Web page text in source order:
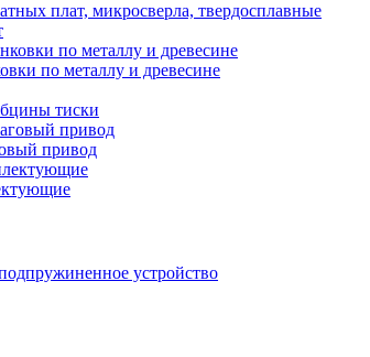
плат, микросверла, твердосплавные
по металлу и древесине
тиски
привод
устройство